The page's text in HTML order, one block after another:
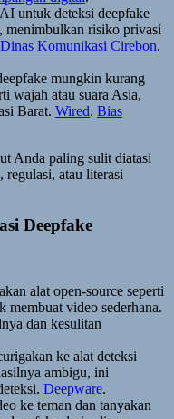
untuk deteksi deepfake
menimbulkan risiko privasi
Dinas Komunikasi Cirebon.
mungkin kurang
wajah atau suara Asia,
Barat. Wired. Bias
Anda paling sulit diatasi
atau literasi
Deepfake
alat open-source seperti
membuat video sederhana.
dan kesulitan
ke alat deteksi
ambigu, ini
Deepware.
ke teman dan tanyakan